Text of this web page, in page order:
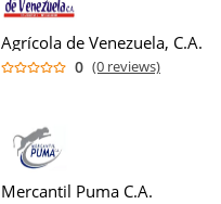
Agrícola de Venezuela, C.A.
0 (0 reviews)
Mercantil Puma C.A.